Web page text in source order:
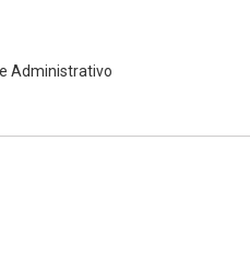
Administrativo